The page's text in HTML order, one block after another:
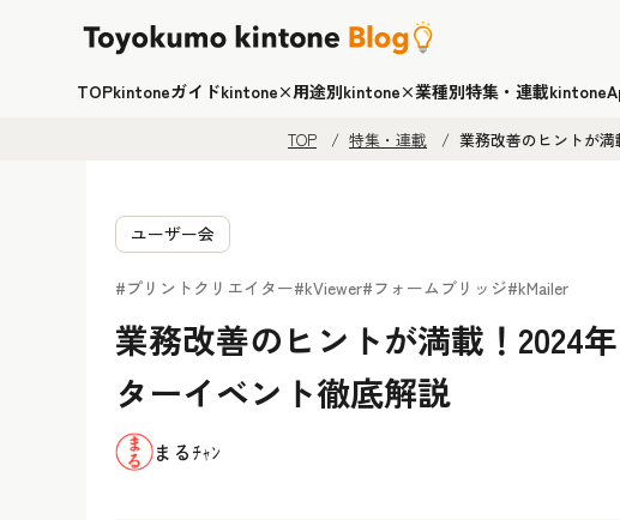
TOPkintoneガイドkintone×用途別kintone×業種別特集・連載
TOP 特集・連載 業務改善のヒントが
ユーザー会
#プリントクリエイター#kViewer#フォームブリッジ#kMailer
業務改善のヒントが満載！2024
ターイベント徹底解説
まるﾁｬﾝ